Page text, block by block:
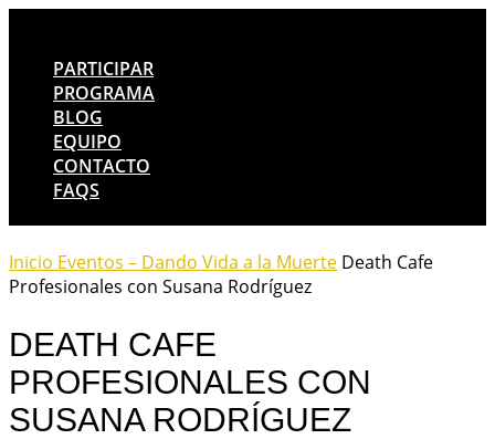
PARTICIPAR
PROGRAMA
BLOG
EQUIPO
CONTACTO
FAQS
Inicio Eventos – Dando Vida a la Muerte Death Cafe
Profesionales con Susana Rodríguez
DEATH CAFE
PROFESIONALES CON
SUSANA RODRÍGUEZ